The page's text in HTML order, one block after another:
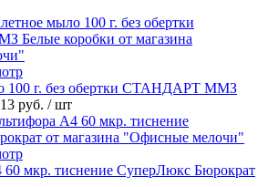
100 г. без обертки СТАНДАРТ ММЗ
13 руб. / шт
мкр. тиснение СуперЛюкс Бюрократ